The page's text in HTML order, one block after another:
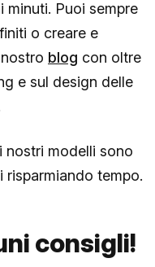
minuti. Puoi sempre
o creare e
blog con oltre
e sul design delle
nostri modelli sono
tempo.
consigli!